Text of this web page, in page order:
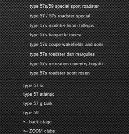
type 57s/59 special sport roadster
type 57 / 57s roadster special
type 57s roadster hiram hillegas
type 57s barquette tunesi
type 57s coupe wakefields and sons
type 57s roadster dan margulies
type 57s recreation coventry-bugatti
type 57s roadster scott rosen
type 57 sc
type 57 atlantic
type 57 g tank
type 59
•-- back-stage
•-- ZOOM clubs